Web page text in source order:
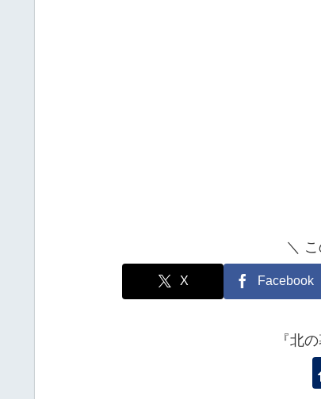
＼
X Facebook
『北